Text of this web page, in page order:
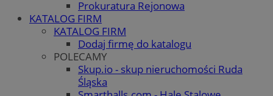
Prokuratura Rejonowa
KATALOG FIRM
KATALOG FIRM
Dodaj firmę do katalogu
POLECAMY
Skup.io - skup nieruchomości Ruda
Śląska